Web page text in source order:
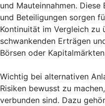
und Mauteinnahmen.
und Beteiligungen sorgen
Kontinuität im Vergleich zu
schwankenden Erträgen
Börsen oder
Wichtig bei alternativen
Risiken bewusst zu
verbunden sind. Dazu